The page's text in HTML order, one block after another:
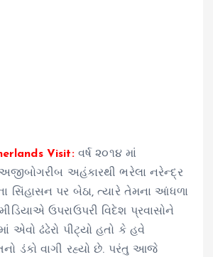
Visit: વર્ષ ૨૦૧૪ માં
અજીબોગરીબ અહંકારથી ભરેલા નરેન્દ્ર
સિંહાસન પર બેઠા, ત્યારે તેમના આંધળા
ઉપરાઉપરી વિદેશ પ્રવાસોને
એવો ઢંઢેરો પીટ્યો હતો કે હવે
ડંકો વાગી રહ્યો છે. પરંતુ આજે